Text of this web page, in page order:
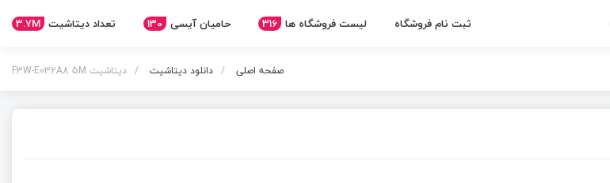
ثبت نام فروشگاه لیست فروشگاه ها 316 حامیان آیسی 130 تعداد دیتاشیت 3.7M
صفحه اصلی دانلود دیتاشیت دیتاشیت F3W-E032A8 5M